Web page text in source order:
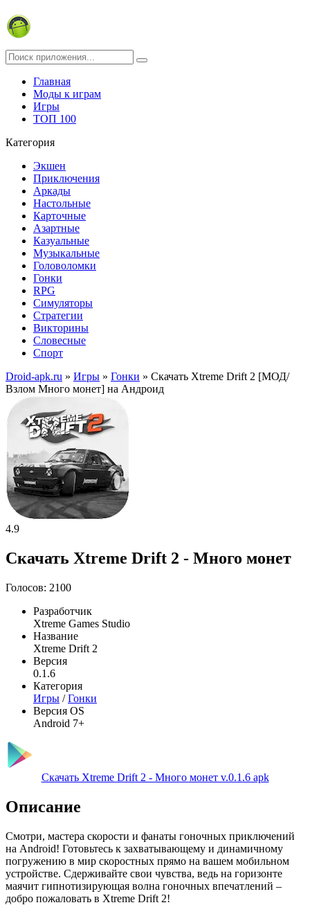
Главная
Моды к играм
Игры
ТОП 100
Категория
Экшен
Приключения
Аркады
Настольные
Карточные
Азартные
Казуальные
Музыкальные
Головоломки
Гонки
RPG
Симуляторы
Стратегии
Викторины
Словесные
Спорт
Droid-apk.ru » Игры » Гонки » Скачать Xtreme Drift 2 [МОД/
Взлом Много монет] на Андроид
4.9
Скачать Xtreme Drift 2 - Много монет
Голосов: 2100
Разработчик
Xtreme Games Studio
Название
Xtreme Drift 2
Версия
0.1.6
Категория
Игры /Гонки
Версия OS
Android 7+
Скачать Xtreme Drift 2 - Много монет v.0.1.6 apk
Описание
Смотри, мастера скорости и фанаты гоночных приключений
на Android! Готовьтесь к захватывающему и динамичному
погружению в мир скоростных прямо на вашем мобильном
устройстве. Сдерживайте свои чувства, ведь на горизонте
маячит гипнотизирующая волна гоночных впечатлений –
добро пожаловать в Xtreme Drift 2!